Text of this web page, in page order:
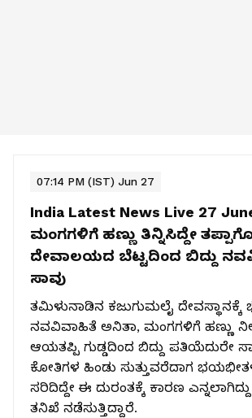
07:14 PM (IST) Jun 27
India Latest News Live 27
ಮಂಗಗಳಿಗೆ ಹಣ್ಣು ತಿನ್ನಿಸಿದ್ದೇ
ದೇವಾಲಯದ ಬೆಟ್ಟದಿಂದ ಬಿದ್ದು
ಸಾವು
ತಮಿಳುನಾಡಿನ ಕಜುಗುಮಲೈ ದೇವಸ್ಥಾನಕ್ಕೆ
ನವವಿವಾಹಿತೆ ಅನಿತಾ, ಮಂಗಗಳಿಗೆ ಹಣ್ಣು
ಆಯತಪ್ಪಿ ಗುಡ್ಡದಿಂದ ಬಿದ್ದು ಪತಿಯೆದುರೇ
ಕೋತಿಗಳ ಹಿಂಡು ಸುತ್ತುವರೆದಾಗ
ಸರಿದಿದ್ದೇ ಈ ದುರಂತಕ್ಕೆ ಕಾರಣ
ತನಿಖೆ ನಡೆಸುತ್ತಿದ್ದಾರೆ.